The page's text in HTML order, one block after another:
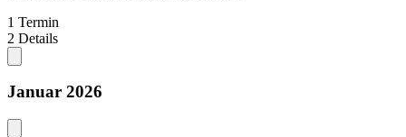
1 Termin
2 Details
Januar 2026